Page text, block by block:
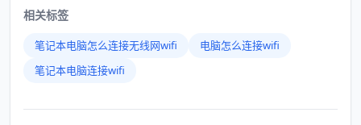
相关标签
笔记本电脑怎么连接无线网wifi
电脑怎么连接wifi
笔记本电脑连接wifi